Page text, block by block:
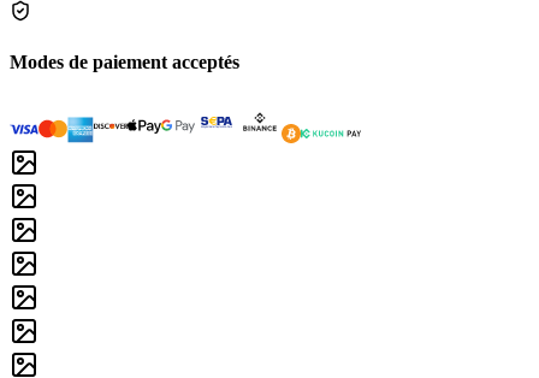
Modes de paiement acceptés